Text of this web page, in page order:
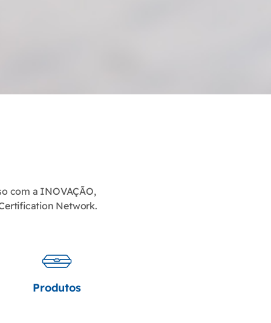
com a INOVAÇÃO,
Network.
Produtos